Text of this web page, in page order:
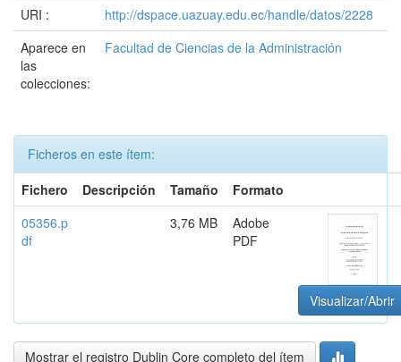
URI :
http://dspace.uazuay.edu.ec/handle/datos/2228
Aparece en
las
colecciones:
Facultad de Ciencias de la Administración
Ficheros en este ítem:
Fichero
Descripción Tamaño
Formato
05356.p
df
3,76 MB
Adobe
PDF
Visualizar/Abrir
Mostrar el registro Dublin Core completo del ítem